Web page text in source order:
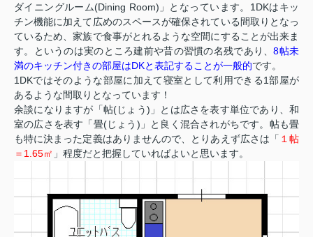
ダイニングルーム(Dining Room)」となっています。1DKはキッ
チン機能に加えて広めのスペースが確保されている間取りとなっ
ているため、家族で食事がとれるような空間にすることが出来ま
す。というのは実のところ建前や昔の習慣の名残であり、8帖未
満のキッチン付きの部屋はDKと表記することが一般的です。
1DKではそのような部屋に加えて寝室として利用できる1部屋が
あるような間取りとなっています！
余談になりますが「帖(じょう)」とは広さを表す単位であり、和
室の広さを表す「畳(じょう)」と良く混合されがちです。帖も畳
も特に決まった定義はありませんので、とりあえず広さは「 １帖
＝1.65㎡ 」程度だと把握していればよいと思います。